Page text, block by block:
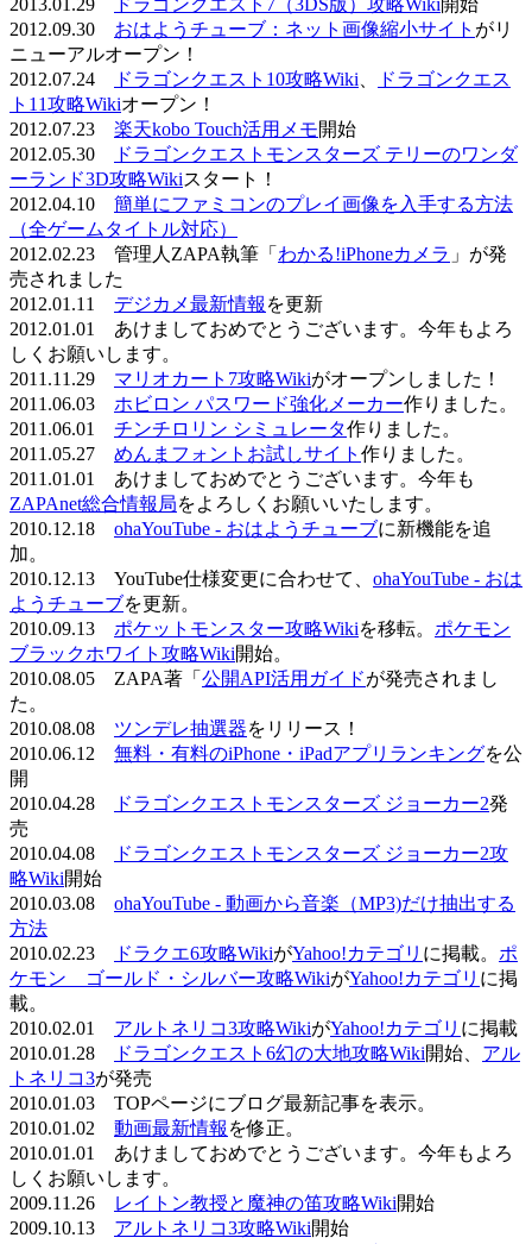
2012.09.30 おはようチューブ：ネット画像縮小サイト がリ
ニューアルオープン！
2012.07.24
ドラゴンクエスト10攻略Wiki
ドラゴンクエス
ト11攻略Wikiオープン！
2012.07.23 楽天kobo Touch活用メモ開始
2012.05.30
ドラゴンクエストモンスターズ テリーのワンダ
ーランド3D攻略Wikiスタート！
2012.04.10 簡単にファミコンのプレイ画像を入手する方法
（全ゲームタイトル対応）
2012.02.23 管理人ZAPA執筆「 わかる!iPhoneカメラ 」が発
売されました
2012.01.11 デジカメ最新情報 を更新
2012.01.01 あけましておめでとうございます。今年もよろ
しくお願いします。
2011.11.29 マリオカート7攻略Wikiがオープンしました！
2011.06.03 ホビロン パスワード強化メーカー作りました。
2011.06.01 チンチロリン シミュレータ作りました。
2011.05.27 めんまフォントお試しサイト 作りました。
2011.01.01 あけましておめでとうございます。今年も
ZAPAnet総合情報局をよろしくお願いいたします。
2010.12.18 ohaYouTube - おはようチューブに新機能を追
加。
2010.12.13 YouTube仕様変更に合わせて、 ohaYouTube - おは
ようチューブを更新。
2010.09.13 ポケットモンスター攻略Wikiを移転。 ポケモン
ブラックホワイト攻略Wiki開始。
2010.08.05 ZAPA著「 公開API活用ガイドが発売されまし
た。
2010.08.08 ツンデレ抽選器をリリース！
2010.06.12 無料・有料のiPhone・iPadアプリランキングを公
開
2010.04.28
ドラゴンクエストモンスターズ ジョーカー2発
売
2010.04.08
ドラゴンクエストモンスターズ ジョーカー2攻
略Wiki開始
2010.03.08 ohaYouTube - 動画から音楽（MP3)だけ抽出する
方法
2010.02.23
ドラクエ6攻略WikiがYahoo!カテゴリ に掲載。 ポ
ケモン ゴールド・シルバー攻略WikiがYahoo!カテゴリ に掲
載。
2010.02.01 アルトネリコ3攻略WikiがYahoo!カテゴリ に掲載
2010.01.28
ドラゴンクエスト6幻の大地攻略Wiki開始、 アル
トネリコ3が発売
2010.01.03 TOPページにブログ最新記事を表示。
2010.01.02 動画最新情報 を修正。
2010.01.01 あけましておめでとうございます。今年もよろ
しくお願いします。
2009.11.26
レイトン教授と魔神の笛攻略Wiki開始
2009.10.13 アルトネリコ3攻略Wiki開始